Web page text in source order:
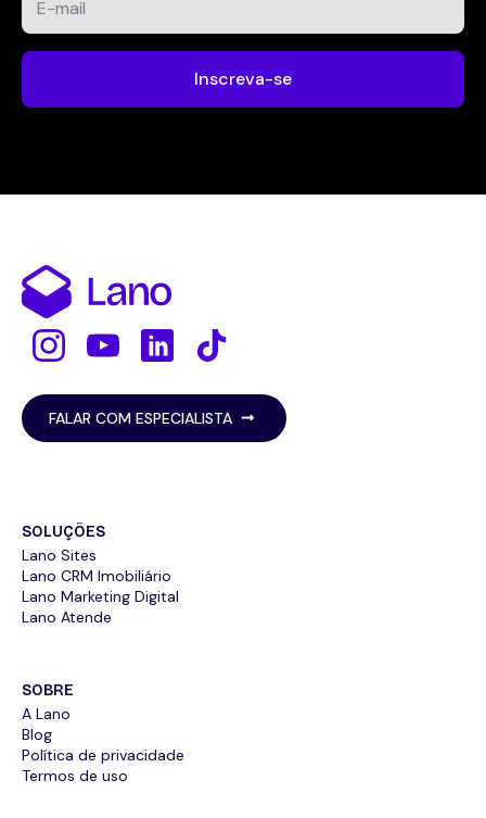
mail
Inscreva-se
FALAR COM ESPECIALISTA
SOLUÇÕES
Lano Sites
Lano CRM Imobiliário
Lano Marketing Digital
Lano Atende
SOBRE
A Lano
Blog
Política de privacidade
Termos de uso